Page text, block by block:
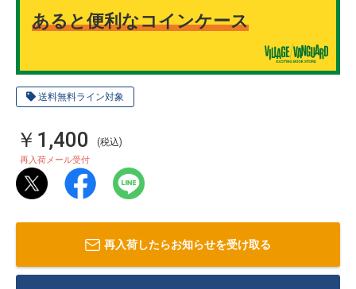
送料無料ライン対象
あると便利なコインケース
￥1,400 (税込)
再入荷メール受付
再入荷したらお知らせを受け取る